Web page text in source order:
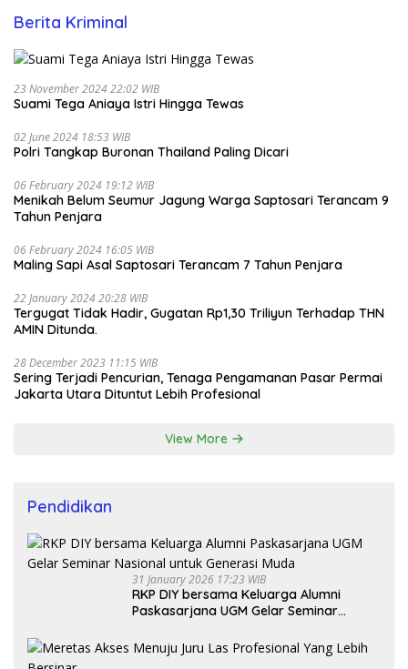
Berita Kriminal
23 November 2024 22:02 WIB
Suami Tega Aniaya Istri Hingga Tewas
02 June 2024 18:53 WIB
Polri Tangkap Buronan Thailand Paling Dicari
06 February 2024 19:12 WIB
Menikah Belum Seumur Jagung Warga Saptosari Terancam 9
Tahun Penjara
06 February 2024 16:05 WIB
Maling Sapi Asal Saptosari Terancam 7 Tahun Penjara
22 January 2024 20:28 WIB
Tergugat Tidak Hadir, Gugatan Rp1,30 Triliyun Terhadap THN
AMIN Ditunda.
28 December 2023 11:15 WIB
Sering Terjadi Pencurian, Tenaga Pengamanan Pasar Permai
Jakarta Utara Dituntut Lebih Profesional
View More
Pendidikan
31 January 2026 17:23 WIB
RKP DIY bersama Keluarga Alumni
Paskasarjana UGM Gelar Seminar